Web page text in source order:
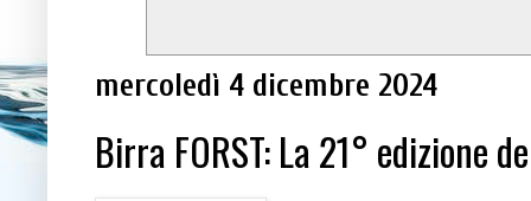
mercoledì 4 dicembre 2024
Birra FORST: La 21° edizione